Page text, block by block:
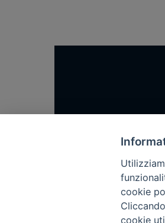
Come abbonarsi
cookie
cookie